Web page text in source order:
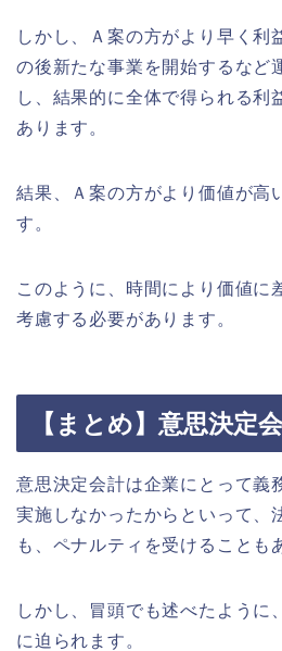
しかし、Ａ案の方がより早く利
の後新たな事業を開始するなど
し、結果的に全体で得られる利
あります。
結果、Ａ案の方がより価値が高
す。
このように、時間により価値に
考慮する必要があります。
【まとめ】意思決定
意思決定会計は企業にとって義
実施しなかったからといって、
も、ペナルティを受けることも
しかし、冒頭でも述べたように
に迫られます。